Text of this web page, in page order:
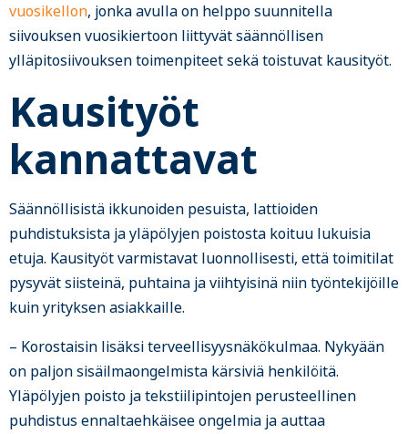
vuosikellon, jonka avulla on helppo suunnitella
siivouksen vuosikiertoon liittyvät säännöllisen
ylläpitosiivouksen toimenpiteet sekä toistuvat kausityöt.
Kausityöt
kannattavat
Säännöllisistä ikkunoiden pesuista, lattioiden
puhdistuksista ja yläpölyjen poistosta koituu lukuisia
etuja. Kausityöt varmistavat luonnollisesti, että toimitilat
pysyvät siisteinä, puhtaina ja viihtyisinä niin työntekijöille
kuin yrityksen asiakkaille.
– Korostaisin lisäksi terveellisyysnäkökulmaa. Nykyään
on paljon sisäilmaongelmista kärsiviä henkilöitä.
Yläpölyjen poisto ja tekstiilipintojen perusteellinen
puhdistus ennaltaehkäisee ongelmia ja auttaa